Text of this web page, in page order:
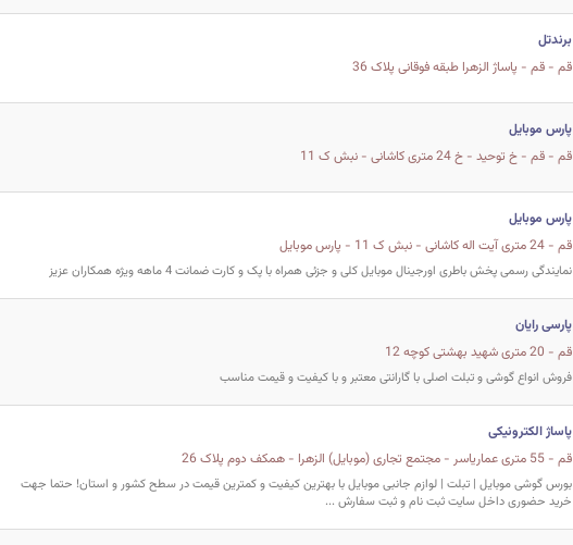
برندتل
قم - قم - پاساژ الزهرا طبقه فوقانی پلاک 36
پارس موبايل
قم - قم - خ توحيد - خ 24 متری كاشانی - نبش ک 11
پارس موبایل
قم - 24 متری آیت اله کاشانی - نبش ک 11 - پارس موبایل
نمایندگی رسمی پخش باطری اورجینال موبایل کلی و جزئی همراه با پک و کارت ضمانت 4 ماهه ویژه همکاران عزیز
پارسی رایان
قم - 20 متری شهید بهشتی کوچه 12
فروش انواع گوشی و تبلت اصلی با گارانتی معتبر و با کیفیت و قیمت مناسب
پاساژ الکترونیکی
قم - 55 متری عماریاسر - مجتمع تجاری (موبایل) الزهرا - همکف دوم پلاک 26
بورس گوشی موبایل | تبلت | لوازم جانبی موبایل با بهترین کیفیت و کمترین قیمت در سطح کشور و استان! حتما جهت
خرید حضوری داخل سایت ثبت نام و ثبت سفارش ...